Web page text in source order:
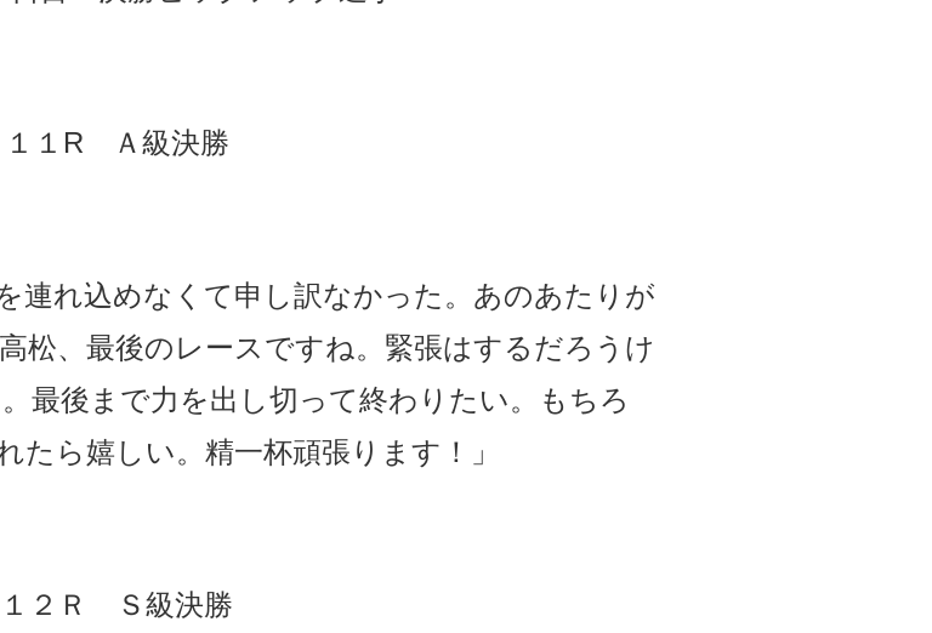
１１ R Ａ級決勝
れ込めなくて申し訳なかった。あのあたりが
松、最後のレースですね。緊張はするだろうけ
最後まで力を出し切って終わりたい。もちろ
たら嬉しい。精一杯頑張ります！」
１２Ｒ Ｓ級決勝